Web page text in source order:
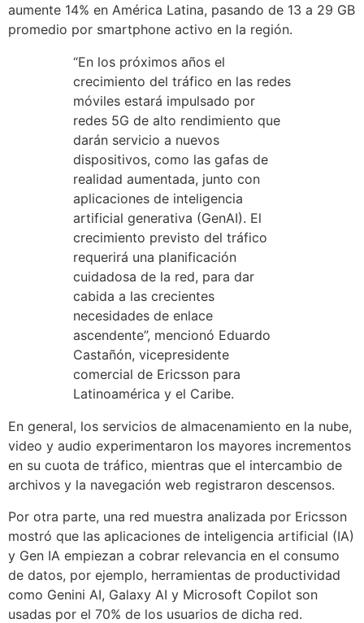
aumente 14% en América Latina, pasando de 13 a 29 GB
promedio por smartphone activo en la región.
“En los próximos años el
crecimiento del tráfico en las redes
móviles estará impulsado por
redes 5G de alto rendimiento que
darán servicio a nuevos
dispositivos, como las gafas de
realidad aumentada, junto con
aplicaciones de inteligencia
artificial generativa (GenAI). El
crecimiento previsto del tráfico
requerirá una planificación
cuidadosa de la red, para dar
cabida a las crecientes
necesidades de enlace
ascendente”, mencionó Eduardo
Castañón, vicepresidente
comercial de Ericsson para
Latinoamérica y el Caribe.
En general, los servicios de almacenamiento en la nube,
video y audio experimentaron los mayores incrementos
en su cuota de tráfico, mientras que el intercambio de
archivos y la navegación web registraron descensos.
Por otra parte, una red muestra analizada por Ericsson
mostró que las aplicaciones de inteligencia artificial (IA)
y Gen IA empiezan a cobrar relevancia en el consumo
de datos, por ejemplo, herramientas de productividad
como Genini AI, Galaxy AI y Microsoft Copilot son
usadas por el 70% de los usuarios de dicha red.